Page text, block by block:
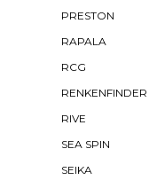
PRESTON
RAPALA
RCG
RENKENFINDER
RIVE
SEA SPIN
SEIKA